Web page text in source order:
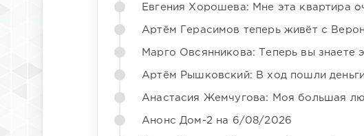
Евгения Хорошева: Мне эта квартира
Артём Герасимов теперь живёт с
Марго Овсянникова: Теперь вы знаете
Артём Рышковский: В ход пошли
Анастасия Жемчугова: Моя большая
Анонс Дом-2 на 6/08/2026